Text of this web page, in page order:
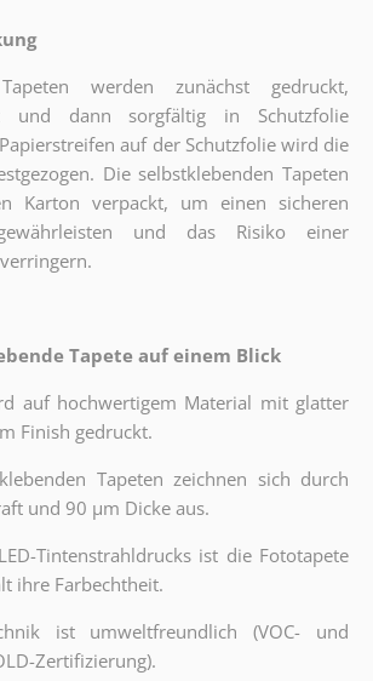
Tapeten werden zunächst gedruckt,
und dann sorgfältig in Schutzfolie
auf der Schutzfolie wird die
Die selbstklebenden Tapeten
Karton verpackt, um einen sicheren
und das Risiko einer
Tapete auf einem Blick
auf hochwertigem Material mit glatter
Finish gedruckt.
Tapeten zeichnen sich durch
und 90 µm Dicke aus.
Tintenstrahldrucks ist die Fototapete
ihre Farbechtheit.
ist umweltfreundlich (VOC- und
Zertifizierung).